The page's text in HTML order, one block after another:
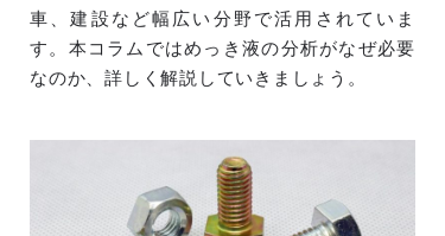
車、建設など幅広い分野で活用されていま
す。本コラムではめっき液の分析がなぜ必要
なのか、詳しく解説していきましょう。